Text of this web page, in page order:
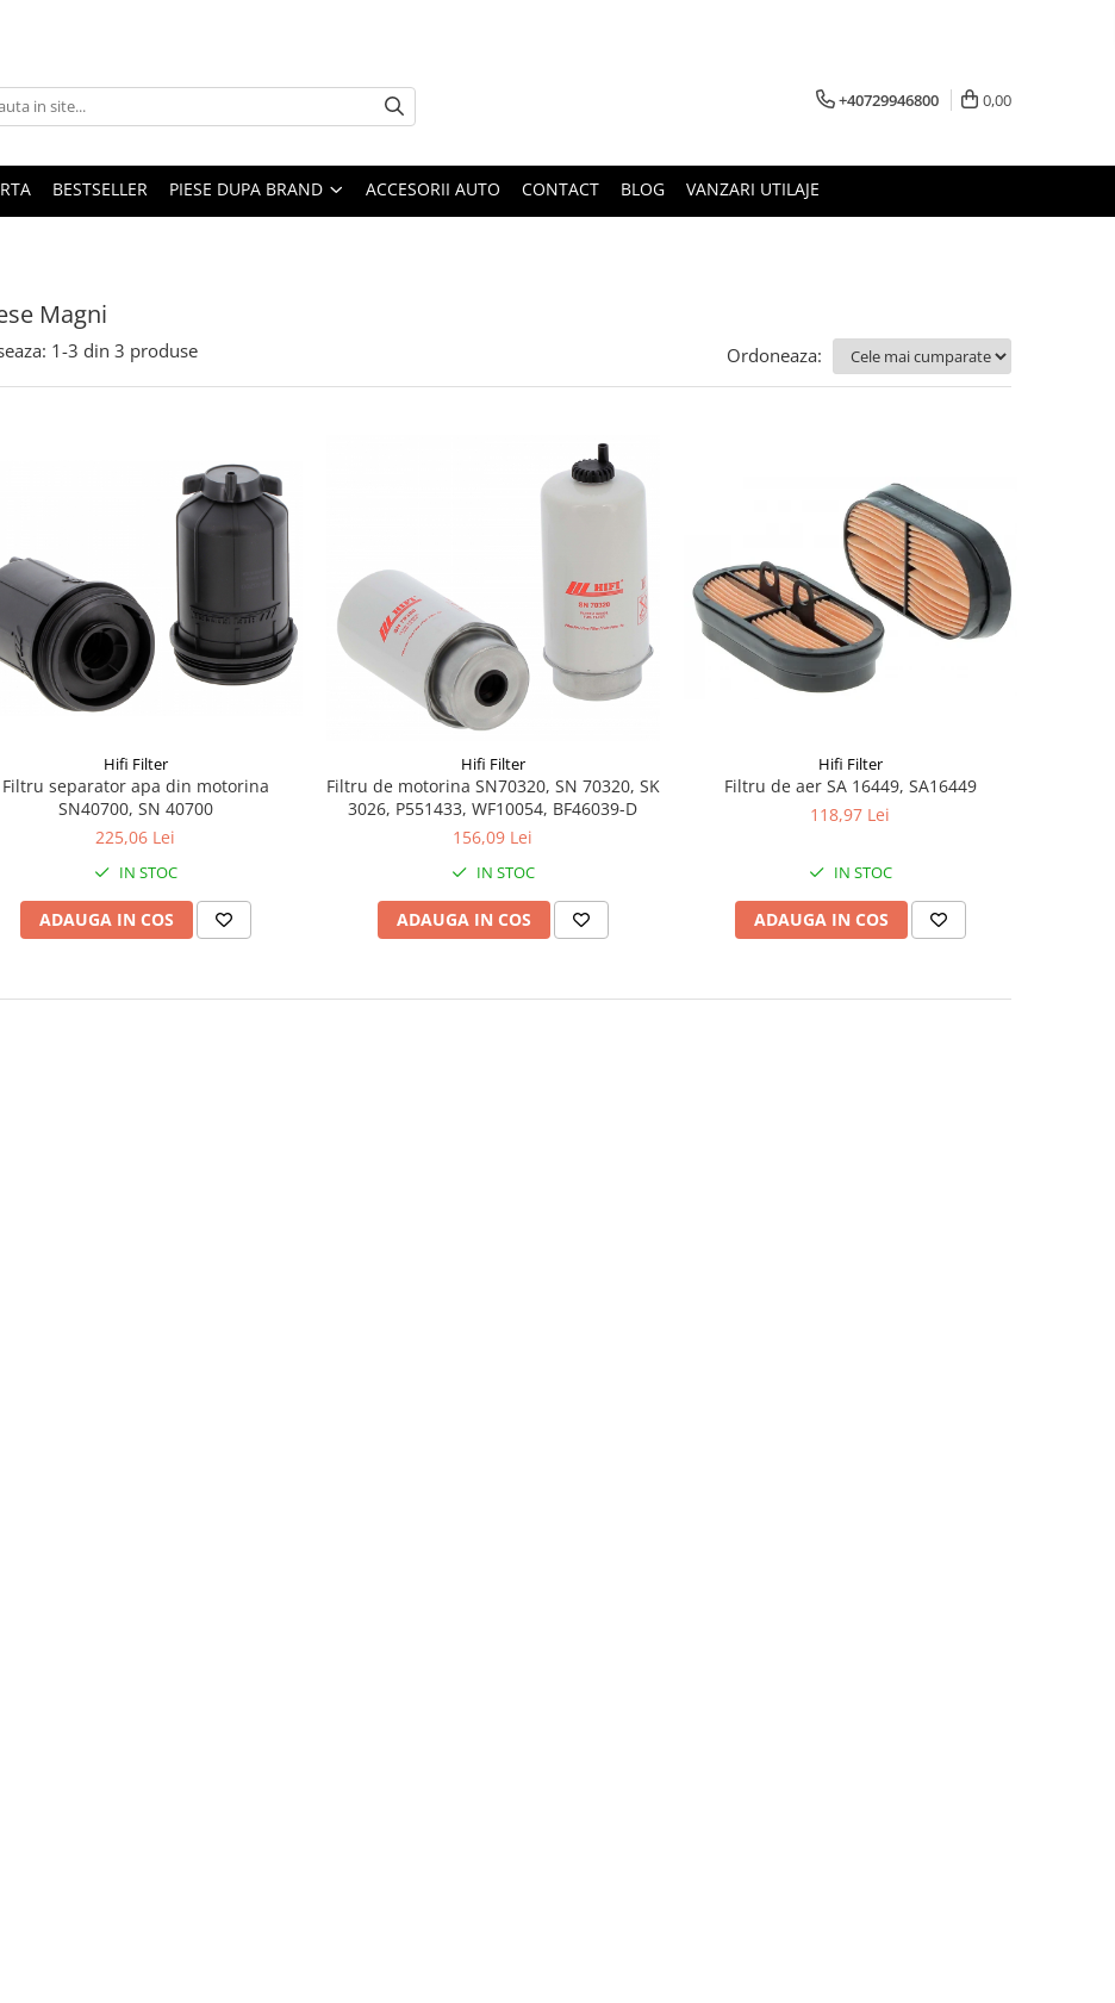
+40729946800 0,00
BESTSELLER PIESE DUPA BRAND ACCESORII AUTO CONTACT BLOG VANZARI UTILAJE
Magni
1-3 din 3 produse Ordoneaza:
Hifi Filter
Filtru separator apa din motorina
SN40700, SN 40700
225,06 Lei
IN STOC
ADAUGA IN COS
Hifi Filter
Filtru de motorina SN70320, SN 70320, SK
3026, P551433, WF10054, BF46039-D
156,09 Lei
IN STOC
ADAUGA IN COS
Hifi Filter
Filtru de aer SA 16449, SA16449
118,97 Lei
IN STOC
ADAUGA IN COS